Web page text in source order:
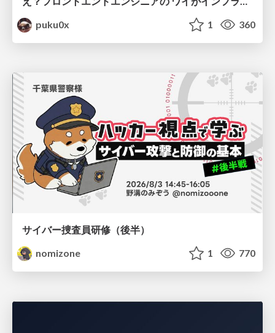
puku0x
1 360
サイバー捜査員研修（後半）
nomizone
1 770